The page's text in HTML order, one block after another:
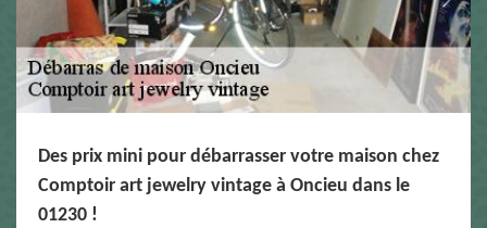
Des prix mini pour débarrasser votre maison chez
Comptoir art jewelry vintage à Oncieu dans le
01230 !